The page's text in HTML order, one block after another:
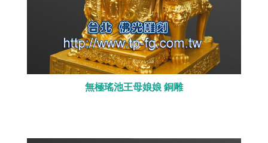
無極瑤池王母娘娘 銅雕